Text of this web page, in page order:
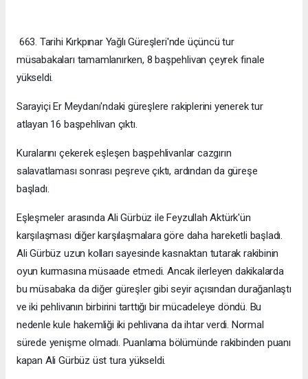
663. Tarihi Kırkpınar Yağlı Güreşleri'nde üçüncü tur
müsabakaları tamamlanırken, 8 başpehlivan çeyrek finale
yükseldi.
Sarayiçi Er Meydanı'ndaki güreşlere rakiplerini yenerek tur
atlayan 16 başpehlivan çıktı.
Kuralarını çekerek eşleşen başpehlivanlar cazgırın
salavatlaması sonrası peşreve çıktı, ardından da güreşe
başladı.
Eşleşmeler arasında Ali Gürbüz ile Feyzullah Aktürk'ün
karşılaşması diğer karşılaşmalara göre daha hareketli başladı.
Ali Gürbüz uzun kolları sayesinde kasnaktan tutarak rakibinin
oyun kurmasına müsaade etmedi. Ancak ilerleyen dakikalarda
bu müsabaka da diğer güreşler gibi seyir açısından durağanlaştı
ve iki pehlivanın birbirini tarttığı bir mücadeleye döndü. Bu
nedenle kule hakemliği iki pehlivana da ihtar verdi. Normal
sürede yenişme olmadı. Puanlama bölümünde rakibinden puanı
kapan Ali Gürbüz üst tura yükseldi.